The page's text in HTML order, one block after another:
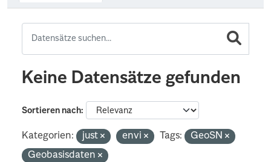
Keine Datensätze gefunden
Sortieren nach
Kategorien: just envi Tags:
GeoSN
Geobasisdaten